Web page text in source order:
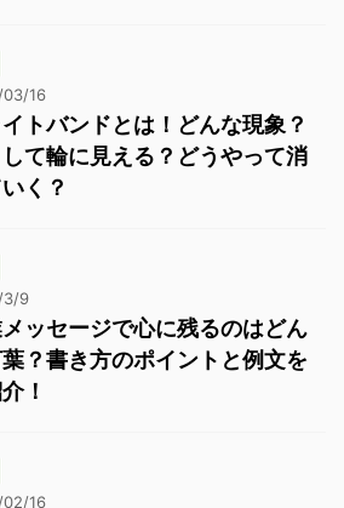
16
トバンドとは！どんな現象？
て輪に見える？どうやって消
く？
3/9
ッセージで心に残るのはどん
？書き方のポイントと例文を
！
16